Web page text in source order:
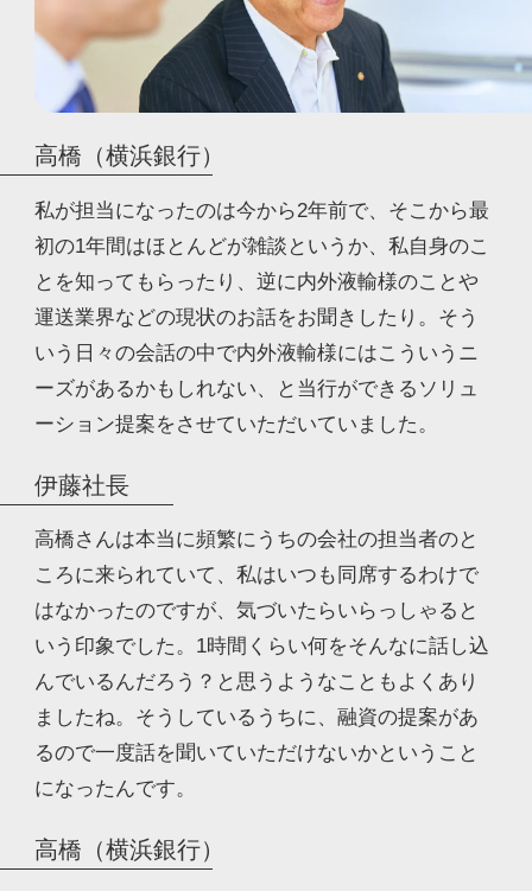
高橋（横浜銀行）
私が担当になったのは今から2年前で、そこから最
初の1年間はほとんどが雑談というか、私自身のこ
とを知ってもらったり、逆に内外液輸様のことや
運送業界などの現状のお話をお聞きしたり。そう
いう日々の会話の中で内外液輸様にはこういうニ
ーズがあるかもしれない、と当行ができるソリュ
ーション提案をさせていただいていました。
伊藤社長
高橋さんは本当に頻繁にうちの会社の担当者のと
ころに来られていて、私はいつも同席するわけで
はなかったのですが、気づいたらいらっしゃると
いう印象でした。1時間くらい何をそんなに話し込
んでいるんだろう？と思うようなこともよくあり
ましたね。そうしているうちに、融資の提案があ
るので一度話を聞いていただけないかということ
になったんです。
高橋（横浜銀行）